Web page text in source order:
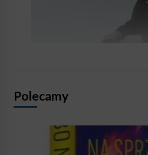
Polecamy